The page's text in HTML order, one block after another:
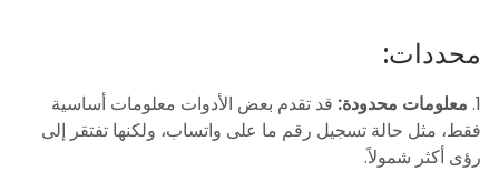
محددات:
1. معلومات محدودة: قد تقدم بعض الأدوات معلومات أساسية
فقط، مثل حالة تسجيل رقم ما على واتساب، ولكنها تفتقر إلى
رؤى أكثر شمولاً.